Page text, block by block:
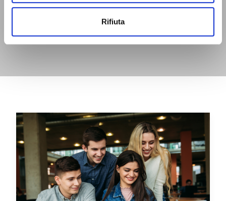
Rifiuta